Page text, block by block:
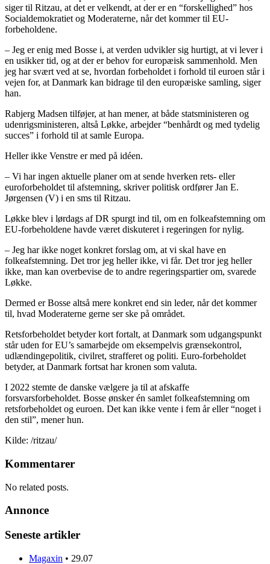
siger til Ritzau, at det er velkendt, at der er en “forskellighed” hos
Socialdemokratiet og Moderaterne, når det kommer til EU-
forbeholdene.
– Jeg er enig med Bosse i, at verden udvikler sig hurtigt, at vi lever i
en usikker tid, og at der er behov for europæisk sammenhold. Men
jeg har svært ved at se, hvordan forbeholdet i forhold til euroen står i
vejen for, at Danmark kan bidrage til den europæiske samling, siger
han.
Rabjerg Madsen tilføjer, at han mener, at både statsministeren og
udenrigsministeren, altså Løkke, arbejder “benhårdt og med tydelig
succes” i forhold til at samle Europa.
Heller ikke Venstre er med på idéen.
– Vi har ingen aktuelle planer om at sende hverken rets- eller
euroforbeholdet til afstemning, skriver politisk ordfører Jan E.
Jørgensen (V) i en sms til Ritzau.
Løkke blev i lørdags af DR spurgt ind til, om en folkeafstemning om
EU-forbeholdene havde været diskuteret i regeringen for nylig.
– Jeg har ikke noget konkret forslag om, at vi skal have en
folkeafstemning. Det tror jeg heller ikke, vi får. Det tror jeg heller
ikke, man kan overbevise de to andre regeringspartier om, svarede
Løkke.
Dermed er Bosse altså mere konkret end sin leder, når det kommer
til, hvad Moderaterne gerne ser ske på området.
Retsforbeholdet betyder kort fortalt, at Danmark som udgangspunkt
står uden for EU’s samarbejde om eksempelvis grænsekontrol,
udlændingepolitik, civilret, strafferet og politi. Euro-forbeholdet
betyder, at Danmark fortsat har kronen som valuta.
I 2022 stemte de danske vælgere ja til at afskaffe
forsvarsforbeholdet. Bosse ønsker én samlet folkeafstemning om
retsforbeholdet og euroen. Det kan ikke vente i fem år eller “noget i
den stil”, mener hun.
Kilde: /ritzau/
Kommentarer
No related posts.
Annonce
Seneste artikler
Magaxin • 29.07